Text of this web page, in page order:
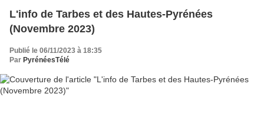
L'info de Tarbes et des Hautes-Pyrénées
(Novembre 2023)
Publié le 06/11/2023 à 18:35
Par PyrénéesTélé